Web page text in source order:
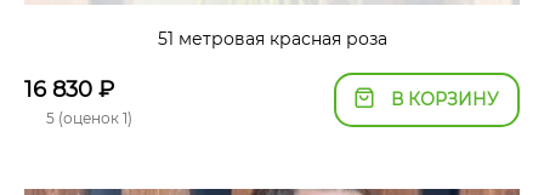
51 метровая красная роза
16 830 ₽
5 (оценок 1)
В КОРЗИНУ